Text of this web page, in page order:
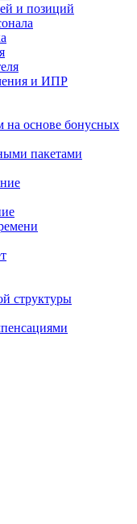
и позиций
и ИПР
на основе бонусных
пакетами
структуры